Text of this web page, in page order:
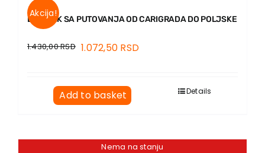
Akcija!
DNEVNIK SA PUTOVANJA OD CARIGRADA DO POLJSKE
1.430,00RSD 1.072,50 RSD
Add to basket Details
Nema na stanju